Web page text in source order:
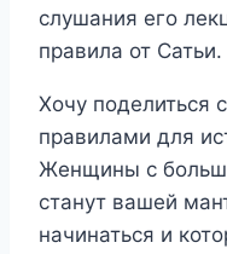
слушания его
правила от Сатьи.
Хочу поделиться
правилами для
Женщины с
станут вашей
начинаться и